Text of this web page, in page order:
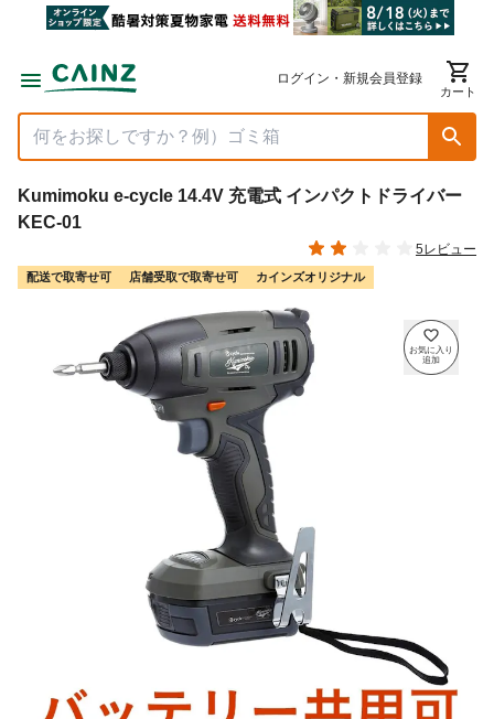
ログイン・新規会員登録
カート
Kumimoku e-cycle 14.4V 充電式 インパクトドライバー
KEC-01
5レビュー
配送で取寄せ可 店舗受取で取寄せ可 カインズオリジナル